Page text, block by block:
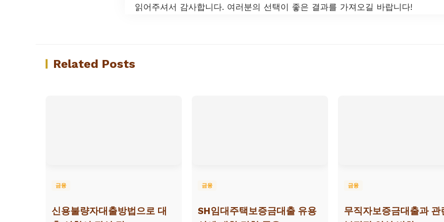
읽어주셔서 감사합니다. 여러분의 선택이 좋은 결과를 가져오길 바랍니다!
Related Posts
금융
신용불량자대출방법으로 대
금융
SH임대주택보증금대출 유용
금융
무직자보증금대출과 관